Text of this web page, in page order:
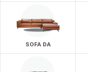
SOFA DA